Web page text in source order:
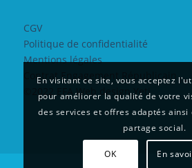
CGV
Politique de confidentialité
Mentions légales
Contrat Engagement Républicain
©2022 EFA Web design Yeti
En visitant ce site, vous acceptez
pour améliorer la qualité de votre
des services et offres adaptés ainsi
partage social.
OK En